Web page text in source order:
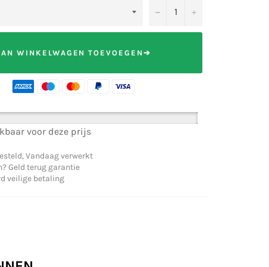
− +
WINKELWAGEN TOEVOEGEN➔
voor deze prijs
Vandaag verwerkt
Geld terug garantie
veilige betaling